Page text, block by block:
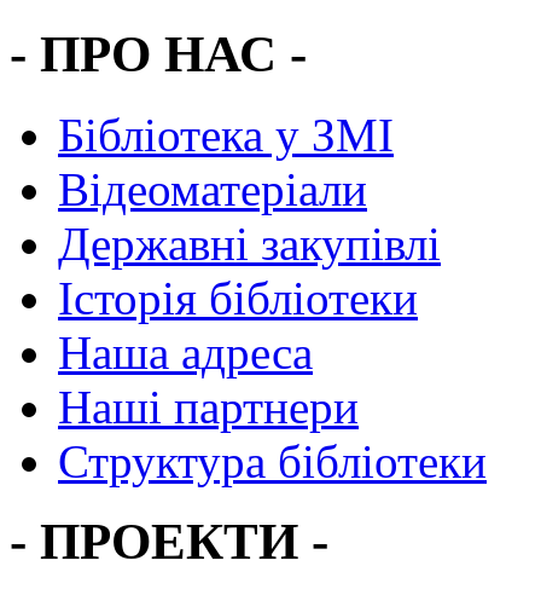
- ПРО НАС -
Бібліотека у ЗМІ
Відеоматеріали
Державні закупівлі
Історія бібліотеки
Наша адреса
Наші партнери
Структура бібліотеки
- ПРОЕКТИ -